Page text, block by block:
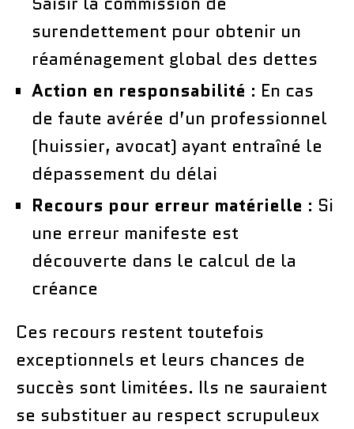
surendettement pour obtenir un
réaménagement global des dettes
Action en responsabilité : En cas
de faute avérée d’un professionnel
(huissier, avocat) ayant entraîné le
dépassement du délai
Recours pour erreur matérielle : Si
une erreur manifeste est
découverte dans le calcul de la
créance
Ces recours restent toutefois
exceptionnels et leurs chances de
succès sont limitées. Ils ne sauraient
se substituer au respect scrupuleux